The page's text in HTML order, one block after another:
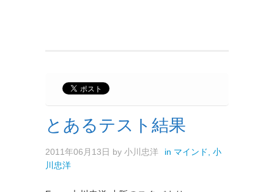
とあるテスト結果
2011年06月13日 by 小川忠洋 in マインド
小
川忠洋